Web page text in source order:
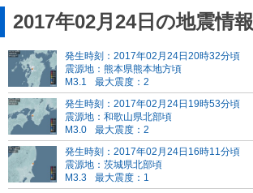
2017年02月24日の地震情報
発生時刻：2017年02月24日20時32分頃
震源地：熊本県熊本地方頃
M3.1
最大震度：2
発生時刻：2017年02月24日19時53分頃
震源地：和歌山県北部頃
M3.0
最大震度：2
発生時刻：2017年02月24日16時11分頃
震源地：茨城県北部頃
M3.3
最大震度：1